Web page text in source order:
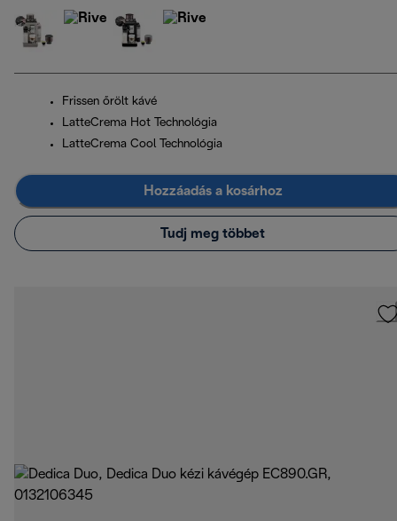
Frissen őrölt kávé
LatteCrema Hot Technológia
LatteCrema Cool Technológia
Hozzáadás a kosárhoz
Tudj meg többet